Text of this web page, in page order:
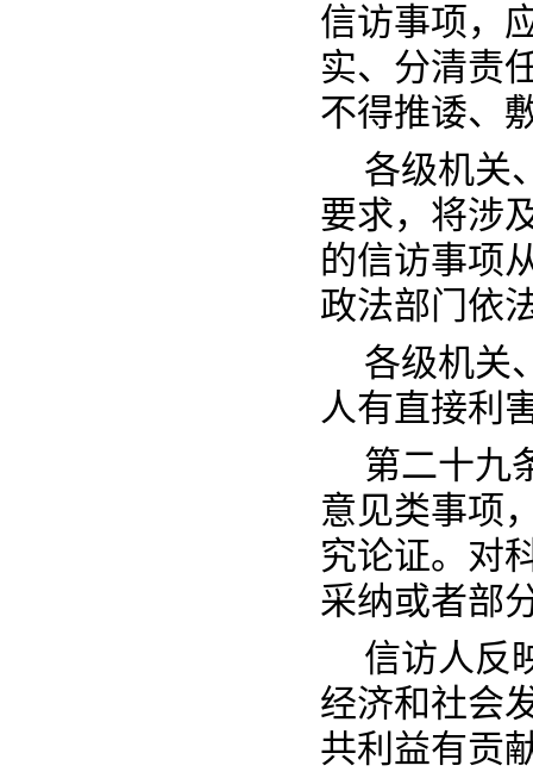
信访事项，
实、分清责
不得推诿、
各级机关
要求，将涉
的信访事项
政法部门依
各级机关
人有直接利
第二十九
意见类事项
究论证。对
采纳或者部
信访人反
经济和社会
共利益有贡